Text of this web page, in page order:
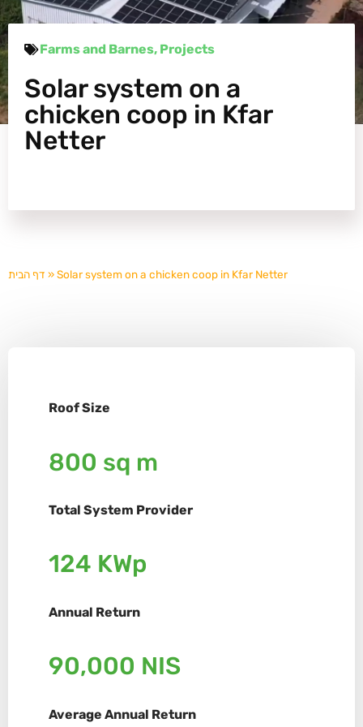
Farms and Barnes, Projects
Solar system on a
chicken coop in Kfar
Netter
דף הבית »Solar system on a chicken coop in Kfar Netter
Roof Size
800 sq m
Total System Provider
124 KWp
Annual Return
90,000 NIS
Average Annual Return